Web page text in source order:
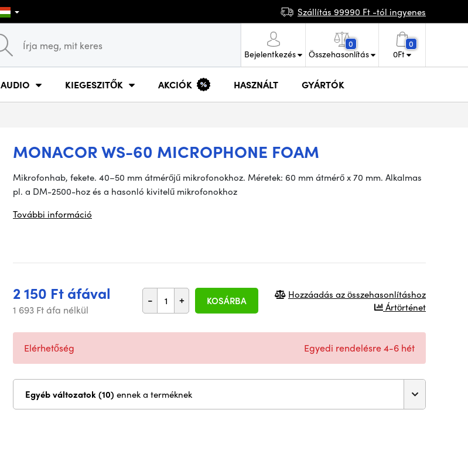
Szállítás 99990 Ft -tól ingyenes
Bejelentkezés
0
Összehasonlítás
0
0Ft
AUDIO KIEGESZITŐK AKCIÓK HASZNÁLT GYÁRTÓK
MONACOR WS-60 MICROPHONE FOAM
Mikrofonhab, fekete. 40–50 mm átmérőjű mikrofonokhoz. Méretek: 60 mm átmérő x 70 mm. Alkalmas
pl. a DM-2500-hoz és a hasonló kivitelű mikrofonokhoz
További információ
2 150 Ft áfával
1 693 Ft áfa nélkül
- + KOSÁRBA
Hozzáadás az összehasonlításhoz
Ártörténet
Elérhetőség Egyedi rendelésre 4-6 hét
Egyéb változatok (10) ennek a terméknek